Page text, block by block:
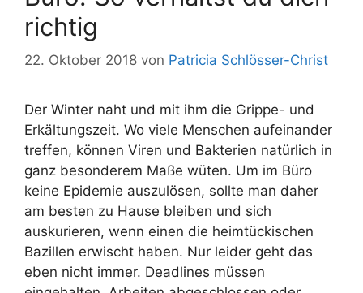
richtig
22. Oktober 2018 von Patricia Schlösser-Christ
Der Winter naht und mit ihm die Grippe- und
Erkältungszeit. Wo viele Menschen aufeinander
treffen, können Viren und Bakterien natürlich in
ganz besonderem Maße wüten. Um im Büro
keine Epidemie auszulösen, sollte man daher
am besten zu Hause bleiben und sich
auskurieren, wenn einen die heimtückischen
Bazillen erwischt haben. Nur leider geht das
eben nicht immer. Deadlines müssen